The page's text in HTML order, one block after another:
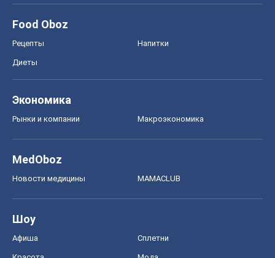
Food Oboz
Рецепты Напитки
Диеты
Экономика
Рынки и компании Mакроэкономика
MedOboz
Новости медицины MAMACLUB
Шоу
Афиша Сплетни